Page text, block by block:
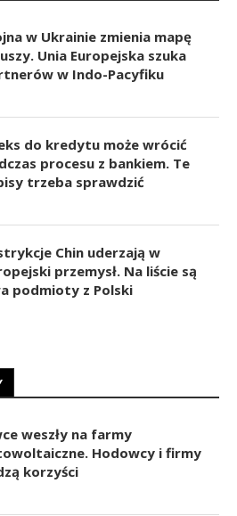
w Ukrainie zmienia mapę
Unia Europejska szuka
w Indo-Pacyfiku
do kredytu może wrócić
procesu z bankiem. Te
trzeba sprawdzić
Chin uderzają w
przemysł. Na liście są
podmioty z Polski
weszły na farmy
Hodowcy i firmy
korzyści